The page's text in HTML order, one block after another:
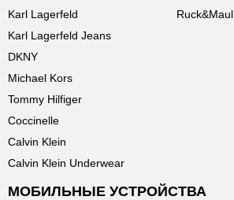
Karl Lagerfeld
Karl Lagerfeld Jeans
DKNY
Michael Kors
Tommy Hilfiger
Coccinelle
Calvin Klein
Calvin Klein Underwear
Ruck&Maul
МОБИЛЬНЫЕ УСТРОЙСТВА